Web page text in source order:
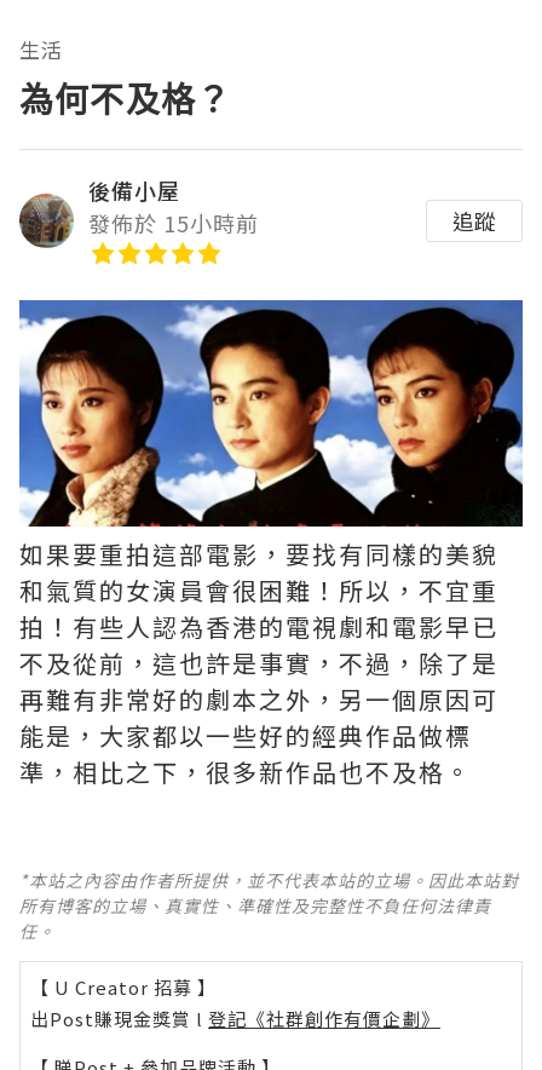
生活
為何不及格？
後備小屋
發佈於 15小時前
追蹤
如果要重拍這部電影，要找有同樣的美貌
和氣質的女演員會很困難！所以，不宜重
拍！有些人認為香港的電視劇和電影早已
不及從前，這也許是事實，不過，除了是
再難有非常好的劇本之外，另一個原因可
能是，大家都以一些好的經典作品做標
準，相比之下，很多新作品也不及格。 ​​​
*本站之內容由作者所提供，並不代表本站的立場。因此本站對
所有博客的立場、真實性、準確性及完整性不負任何法律責
任。
【 U Creator 招募 】
出Post賺現金獎賞 l 登記《社群創作有價企劃》